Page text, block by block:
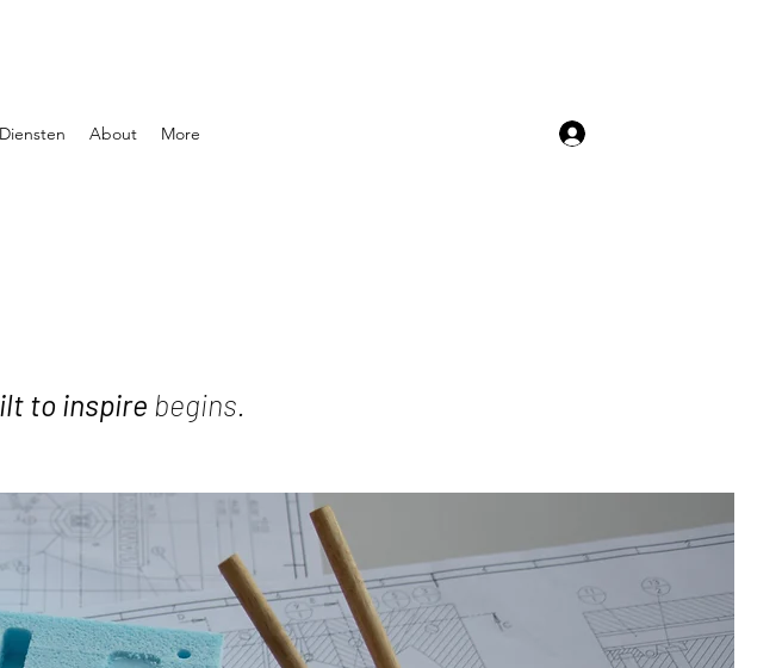
Diensten About More
to inspire begins.